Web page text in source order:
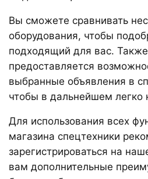
Вы сможете сравнивать
оборудования, чтобы
подходящий для вас.
предоставляется
выбранные объявления в
чтобы в дальнейшем легко
Для использования всех
магазина спецтехники
зарегистрироваться на
вам дополнительные